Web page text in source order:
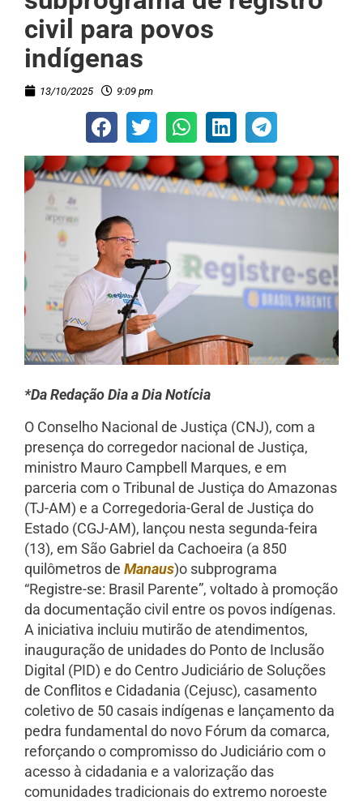
civil para povos
indígenas
13/10/2025 9:09 pm
*Da Redação Dia a Dia Notícia
O Conselho Nacional de Justiça (CNJ), com a
presença do corregedor nacional de Justiça,
ministro Mauro Campbell Marques, e em
parceria com o Tribunal de Justiça do Amazonas
(TJ-AM) e a Corregedoria-Geral de Justiça do
Estado (CGJ-AM), lançou nesta segunda-feira
(13), em São Gabriel da Cachoeira (a 850
quilômetros de Manaus)o subprograma
“Registre-se: Brasil Parente”, voltado à promoção
da documentação civil entre os povos indígenas.
A iniciativa incluiu mutirão de atendimentos,
inauguração de unidades do Ponto de Inclusão
Digital (PID) e do Centro Judiciário de Soluções
de Conflitos e Cidadania (Cejusc), casamento
coletivo de 50 casais indígenas e lançamento da
pedra fundamental do novo Fórum da comarca,
reforçando o compromisso do Judiciário com o
acesso à cidadania e a valorização das
comunidades tradicionais do extremo noroeste